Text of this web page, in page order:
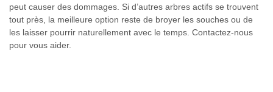
peut causer des dommages. Si d’autres arbres actifs se trouvent
tout près, la meilleure option reste de broyer les souches ou de
les laisser pourrir naturellement avec le temps. Contactez-nous
pour vous aider.